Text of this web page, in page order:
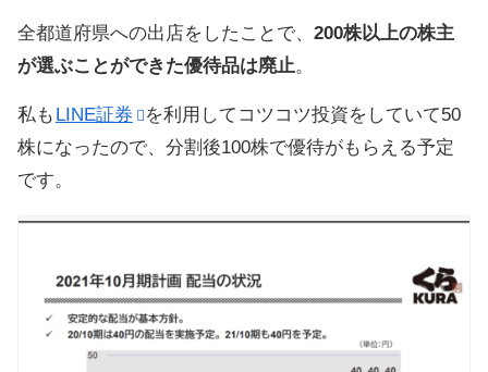
全都道府県への出店をしたことで、 200株以上の株主
が選ぶことができた優待品は廃止。
私も LINE証券
を利用してコツコツ投資をしていて50
株になったので、分割後100株で優待がもらえる予定
です。